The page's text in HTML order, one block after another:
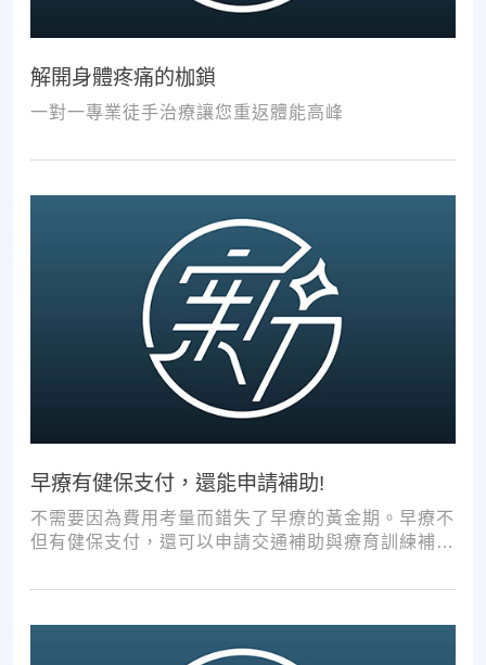
解開身體疼痛的枷鎖
一對一專業徒手治療讓您重返體能高峰
早療有健保支付，還能申請補助!
不需要因為費用考量而錯失了早療的黃金期。早療不
但有健保支付，還可以申請交通補助與療育訓練補